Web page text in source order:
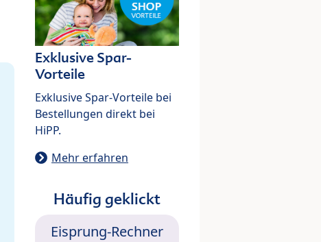
Exklusive Spar-
Vorteile
Exklusive Spar-Vorteile bei
Bestellungen direkt bei
HiPP.
Mehr erfahren
Häufig geklickt
Eisprung-Rechner